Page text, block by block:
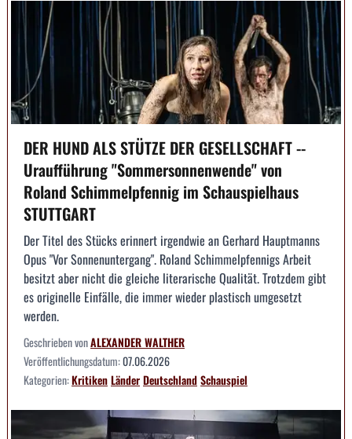
DER HUND ALS STÜTZE DER GESELLSCHAFT --
Uraufführung "Sommersonnenwende" von
Roland Schimmelpfennig im Schauspielhaus
STUTTGART
Der Titel des Stücks erinnert irgendwie an Gerhard Hauptmanns
Opus "Vor Sonnenuntergang". Roland Schimmelpfennigs Arbeit
besitzt aber nicht die gleiche literarische Qualität. Trotzdem gibt
es originelle Einfälle, die immer wieder plastisch umgesetzt
werden.
Geschrieben vonALEXANDER WALTHER
Veröffentlichungsdatum:07.06.2026
Kategorien:KritikenLänderDeutschlandSchauspiel